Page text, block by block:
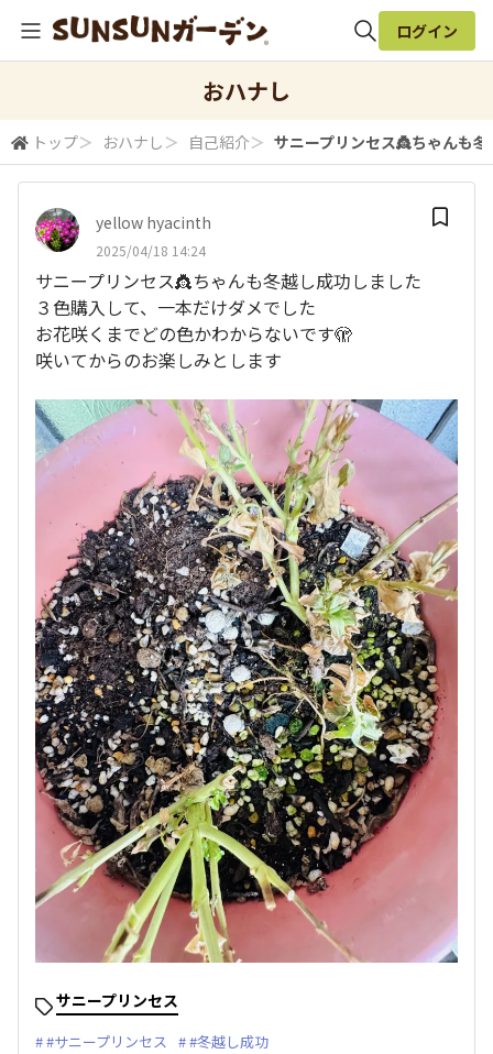
検索
ログイン
おハナし
トップ＞ おハナし ＞ 自己紹介＞ サニープリンセス👸ちゃんも
yellow hyacinth
2025/04/18 14:24
サニープリンセス👸ちゃんも冬越し成功しました
３色購入して、一本だけダメでした
お花咲くまでどの色かわからないです🫣
咲いてからのお楽しみとします
サニープリンセス
#サニープリンセス #冬越し成功